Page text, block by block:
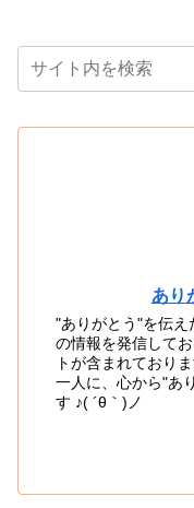
あり
"ありがとう"を伝
の情報を発信して
トが含まれており
一人に、心から"あ
す ♪( ´θ｀)ノ